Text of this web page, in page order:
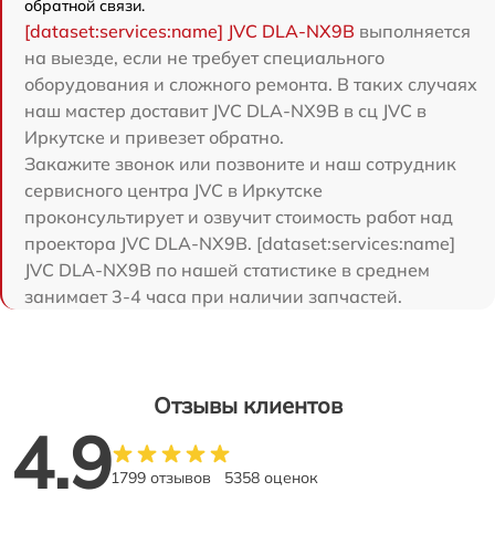
обратной связи.
[dataset:services:name] JVC DLA-NX9B выполняется
на выезде, если не требует специального
оборудования и сложного ремонта. В таких случаях
наш мастер доставит JVC DLA-NX9B в сц JVC в
Иркутске и привезет обратно.
Закажите звонок или позвоните и наш сотрудник
сервисного центра JVC в Иркутске
проконсультирует и озвучит стоимость работ над
проектора JVC DLA-NX9B. [dataset:services:name]
JVC DLA-NX9B по нашей статистике в среднем
занимает 3-4 часа при наличии запчастей.
Отзывы клиентов
4.91799 отзывов 5358 оценок